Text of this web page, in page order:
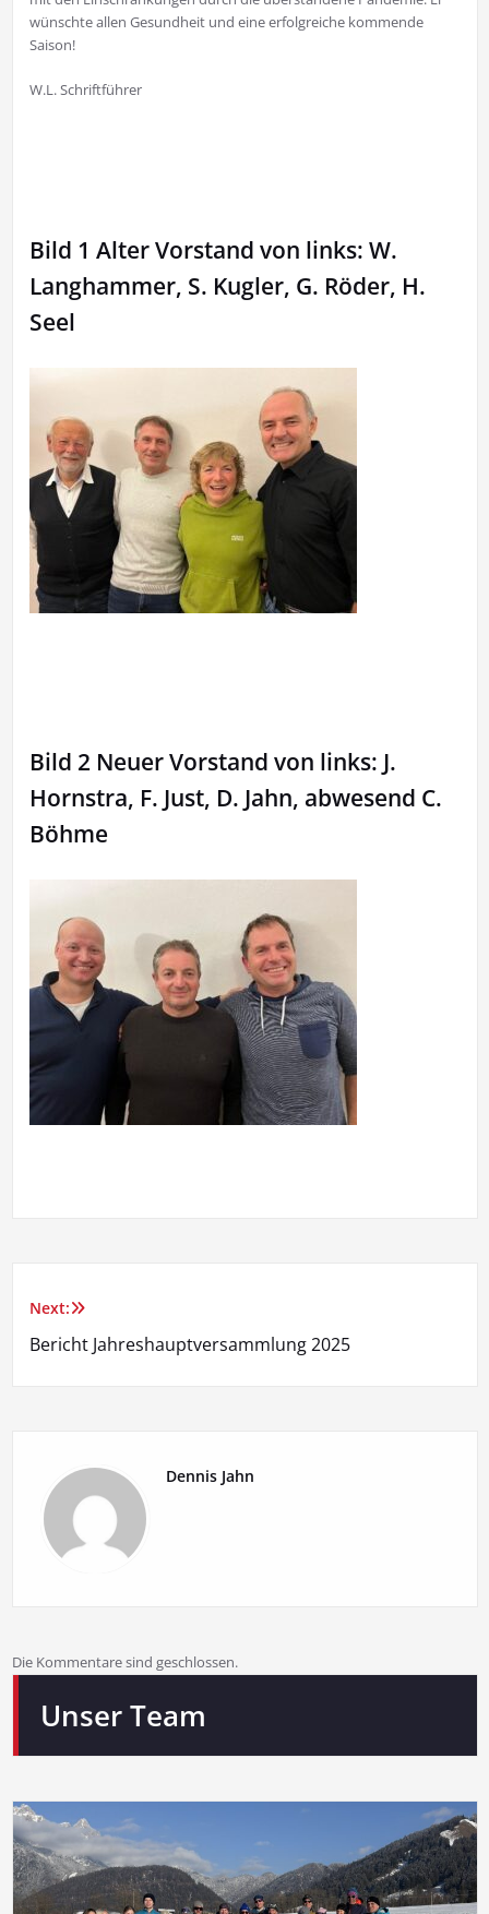
wünschte allen Gesundheit und eine erfolgreiche kommende
Saison!
W.L. Schriftführer
Bild 1 Alter Vorstand von links: W.
Langhammer, S. Kugler, G. Röder, H.
Seel
Bild 2 Neuer Vorstand von links: J.
Hornstra, F. Just, D. Jahn, abwesend C.
Böhme
Beitragsnavigation
Next:
Bericht Jahreshauptversammlung 2025
Dennis Jahn
Die Kommentare sind geschlossen.
Unser Team